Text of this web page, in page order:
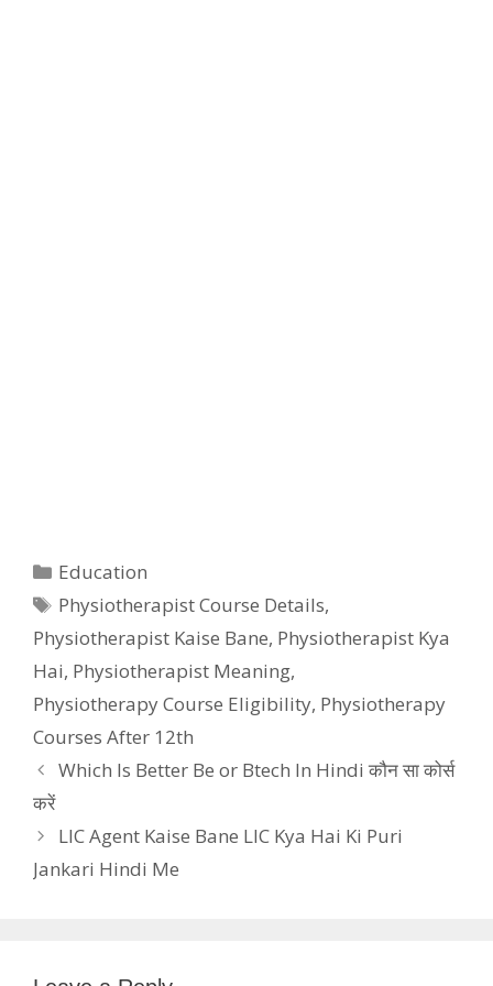
Categories
Education
Tags
Physiotherapist Course Details,
Physiotherapist Kaise Bane, Physiotherapist Kya
Hai, Physiotherapist Meaning,
Physiotherapy Course Eligibility, Physiotherapy
Courses After 12th
Which Is Better Be or Btech In Hindi कौन सा कोर्स
करें
LIC Agent Kaise Bane LIC Kya Hai Ki Puri
Jankari Hindi Me